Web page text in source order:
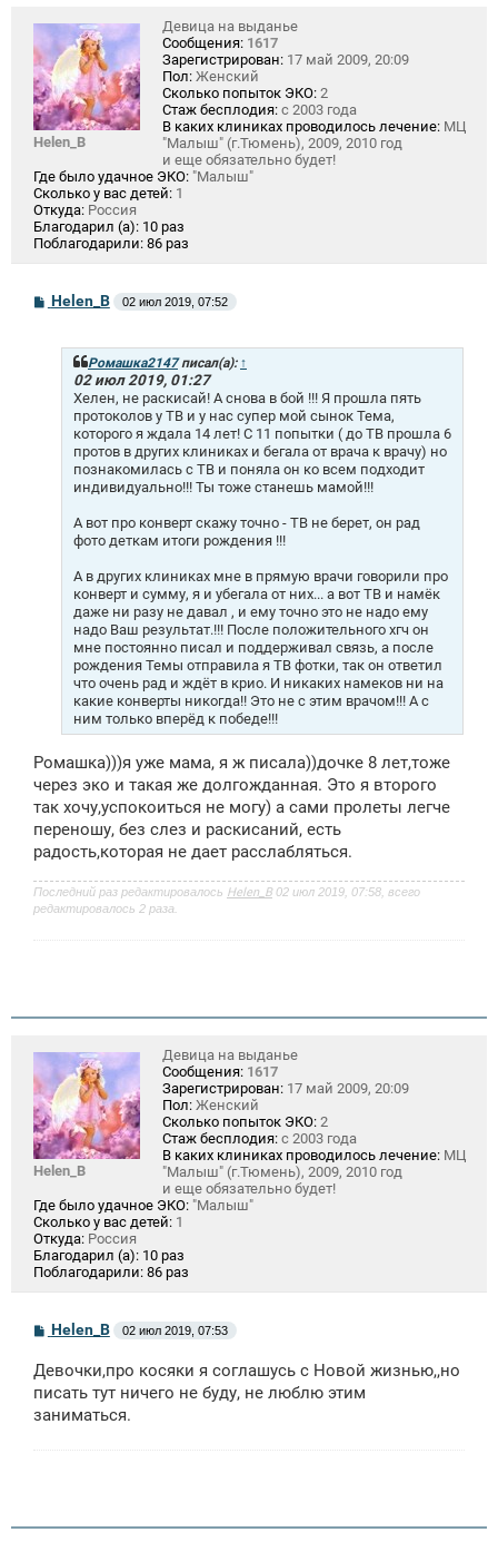
Helen_B
Девица на выданье
Сообщения: 1617
Зарегистрирован: 17 май 2009, 20:09
Пол: Женский
Сколько попыток ЭКО: 2
Стаж бесплодия: с 2003 года
В каких клиниках проводилось лечение: МЦ
"Малыш" (г.Тюмень), 2009, 2010 год
и еще обязательно будет!
Где было удачное ЭКО: "Малыш"
Сколько у вас детей: 1
Откуда: Россия
Благодарил (а): 10 раз
Поблагодарили: 86 раз
СHelen_B 02 июл 2019, 07:52
Ромашка2147писал(а): ↑
02 июл 2019, 01:27
Хелен, не раскисай! А снова в бой !!! Я прошла пять
протоколов у ТВ и у нас супер мой сынок Тема,
которого я ждала 14 лет! С 11 попытки ( до ТВ прошла 6
протов в других клиниках и бегала от врача к врачу) но
познакомилась с ТВ и поняла он ко всем подходит
индивидуально!!! Ты тоже станешь мамой!!!
А вот про конверт скажу точно - ТВ не берет, он рад
фото деткам итоги рождения !!!
А в других клиниках мне в прямую врачи говорили про
конверт и сумму, я и убегала от них... а вот ТВ и намёк
даже ни разу не давал , и ему точно это не надо ему
надо Ваш результат.!!! После положительного хгч он
мне постоянно писал и поддерживал связь, а после
рождения Темы отправила я ТВ фотки, так он ответил
что очень рад и ждёт в крио. И никаких намеков ни на
какие конверты никогда!! Это не с этим врачом!!! А с
ним только вперёд к победе!!!
Ромашка)))я уже мама, я ж писала))дочке 8 лет,тоже
через эко и такая же долгожданная. Это я второго
так хочу,успокоиться не могу) а сами пролеты легче
переношу, без слез и раскисаний, есть
радость,которая не дает расслабляться.
Последний раз редактировалось Helen_B02 июл 2019, 07:58, всего
редактировалось 2 раза.
Helen_B
Девица на выданье
Сообщения: 1617
Зарегистрирован: 17 май 2009, 20:09
Пол: Женский
Сколько попыток ЭКО: 2
Стаж бесплодия: с 2003 года
В каких клиниках проводилось лечение: МЦ
"Малыш" (г.Тюмень), 2009, 2010 год
и еще обязательно будет!
Где было удачное ЭКО: "Малыш"
Сколько у вас детей: 1
Откуда: Россия
Благодарил (а): 10 раз
Поблагодарили: 86 раз
С
б
щ
н
Helen_B 02 июл 2019, 07:53
Девочки,про косяки я соглашусь с Новой жизнью,,но
писать тут ничего не буду, не люблю этим
заниматься.